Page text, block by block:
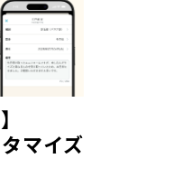
マイズ